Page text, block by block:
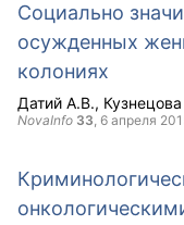
Социально
осужденных
колониях
Датий А.В.
NovaInfo 33, 6 апреля